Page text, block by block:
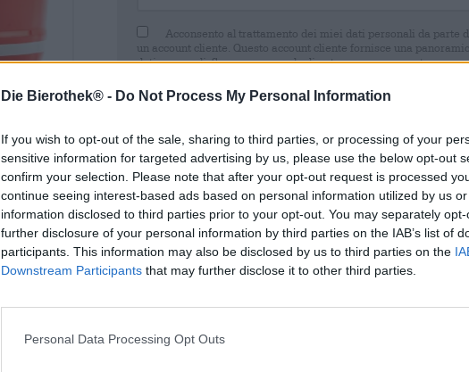
Die Bierothek® - Do Not Process My Personal Information
If you wish to opt-out of the sale, sharing to third parties, or processing of your
sensitive information for targeted advertising by us, please use the below opt-out
confirm your selection. Please note that after your opt-out request is processed
continue seeing interest-based ads based on personal information utilized by us
information disclosed to third parties prior to your opt-out. You may separately
further disclosure of your personal information by third parties on the IAB’s list of
participants. This information may also be disclosed by us to third parties on the
Downstream Participants that may further disclose it to other third parties.
Personal Data Processing Opt Outs
Acconsento al trattamento dei miei dati personali da parte
un account cliente. Questo account cliente fornisce una
dati personali. Sono consapevole di poter revocare questo
inviando un'e-mail a shop@bierothek.de. La informiamo che la
trattamento effettuato sulla base del suo consenso fino al
nel nostro dichiarazione sulla protezione dei dati
* I prezzi sono comprensivi di IVA. Più Navigazione
* I prezzi sono comprensivi di accisa
Descrizione Informazioni Recensioni(0)
Il proverbio dice: "Bisogna celebrare le feste quando
vita pone regolarmente ostacoli, stress, ostacoli e